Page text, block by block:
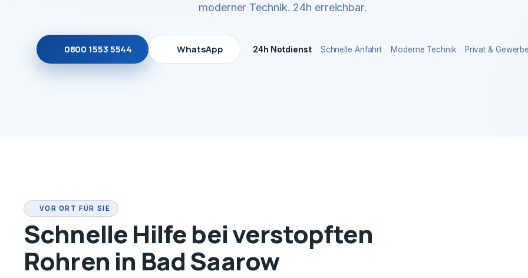
moderner Technik. 24h erreichbar.
0800 1553 5544 WhatsApp 24h Notdienst Schnelle Anfahrt Moderne Technik Privat &
VOR ORT FÜR SIE
Schnelle Hilfe bei verstopften
Rohren in Bad Saarow